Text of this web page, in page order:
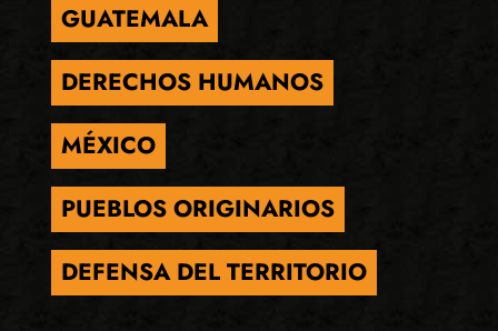
GUATEMALA
DERECHOS HUMANOS
MÉXICO
PUEBLOS ORIGINARIOS
DEFENSA DEL TERRITORIO